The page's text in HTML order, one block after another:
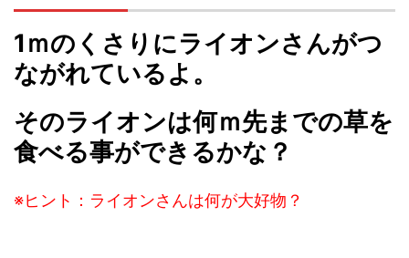
1ｍのくさりにライオンさんがつ
ながれているよ。
そのライオンは何ｍ先までの草を
食べる事ができるかな？
※ヒント：ライオンさんは何が大好物？